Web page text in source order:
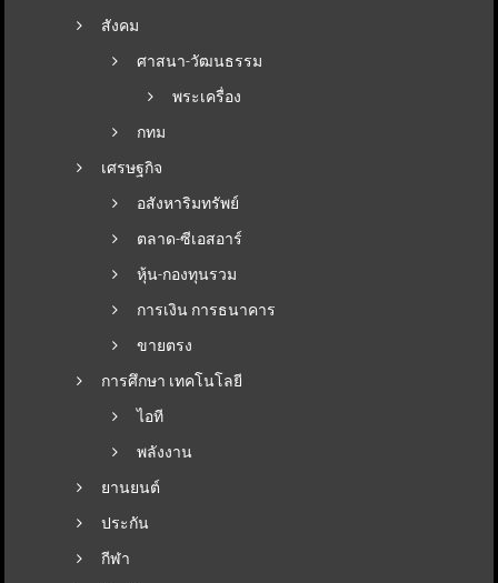
สังคม
ศาสนา-วัฒนธรรม
พระเครื่อง
กทม
เศรษฐกิจ
อสังหาริมทรัพย์
ตลาด-ซีเอสอาร์
หุ้น-กองทุนรวม
การเงิน การธนาคาร
ขายตรง
การศึกษา เทคโนโลยี
ไอที
พลังงาน
ยานยนต์
ประกัน
กีฬา